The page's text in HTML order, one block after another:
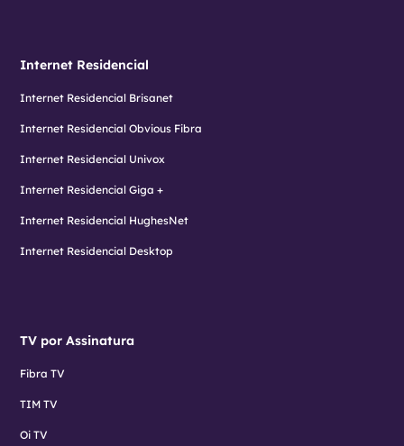
Internet Residencial
Internet Residencial Brisanet
Internet Residencial Obvious Fibra
Internet Residencial Univox
Internet Residencial Giga +
Internet Residencial HughesNet
Internet Residencial Desktop
TV por Assinatura
Fibra TV
TIM TV
Oi TV